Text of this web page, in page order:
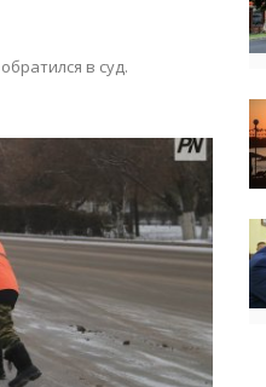
в суд.